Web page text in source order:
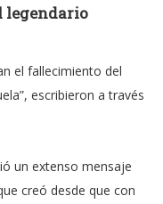
legendario
el fallecimiento del
escribieron a través
un extenso mensaje
creó desde que con